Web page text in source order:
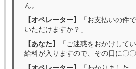
ん。
【オペレーター】
「お支払いの件
いただけますか？」
【あなた】
「ご迷惑をおかけして
給料が入りますので、その日に〇